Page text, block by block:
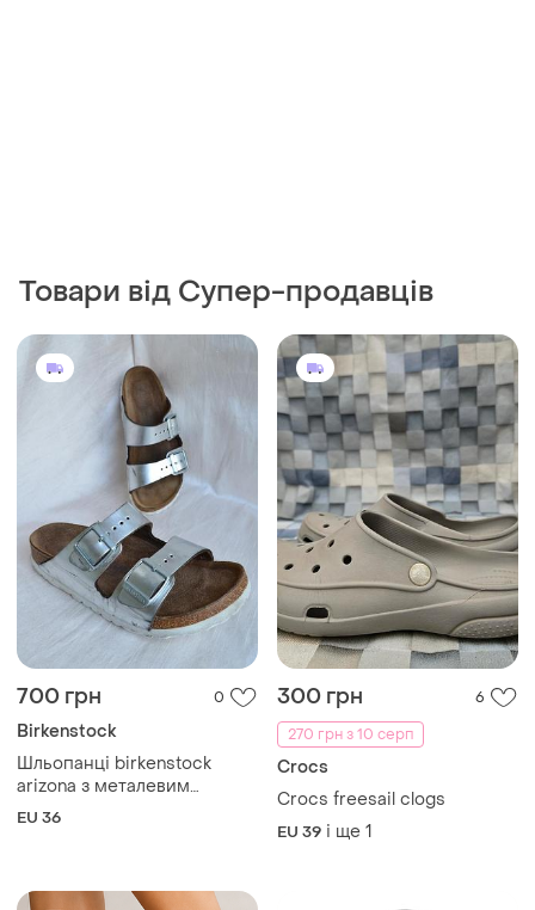
Товари від Супер-продавців
700 грн 0
Birkenstock
Шльопанці birkenstock
arizona з металевим
сріблястим покриттям 36
EU 36
300 грн
6
270 грн з 10 серп
Crocs
Crocs freesail clogs
EU 39 і ще 1